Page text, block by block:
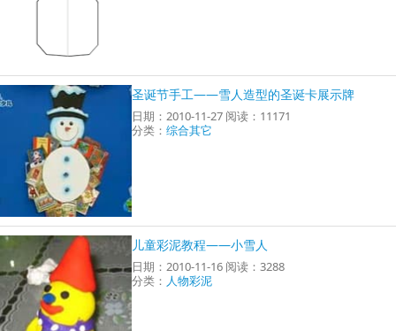
圣诞节手工——雪人造型的圣诞卡展示牌
日期：2010-11-27 阅读：11171
分类：综合其它
儿童彩泥教程——小雪人
日期：2010-11-16 阅读：3288
分类： 人物彩泥